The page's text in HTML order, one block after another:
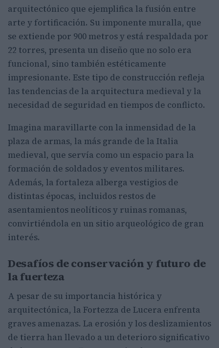
arquitectónico que ejemplifica la fusión entre
arte y fortificación. Su imponente muralla, que
se extiende por 900 metros y está respaldada por
22 torres, presenta un diseño que no solo era
funcional, sino también estéticamente
impresionante. Este tipo de construcción refleja
las tendencias de la arquitectura medieval y la
necesidad de seguridad en tiempos de conflicto.
Imagina maravillarte con la inmensidad de la
plaza de armas, la más grande de la Italia
medieval, que servía como un espacio para la
formación de soldados y eventos militares.
Además, la fortaleza alberga vestigios de
distintas épocas, incluidos restos de
asentamientos neolíticos y ruinas romanas,
convirtiéndola en un sitio arqueológico de gran
interés.
Desafíos de conservación y futuro de
la fuerteza
A pesar de su importancia histórica y
arquitectónica, la Fortezza de Lucera enfrenta
graves amenazas. La erosión y los deslizamientos
de tierra han llevado a un deterioro significativo